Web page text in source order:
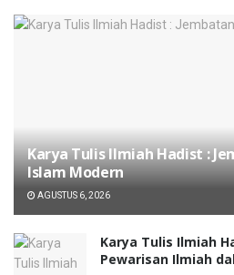
Karya Tulis Ilmiah Hadist :
Islam Modern
AGUSTUS 6, 2026
Karya Tulis Ilmiah
Pewarisan Ilmiah